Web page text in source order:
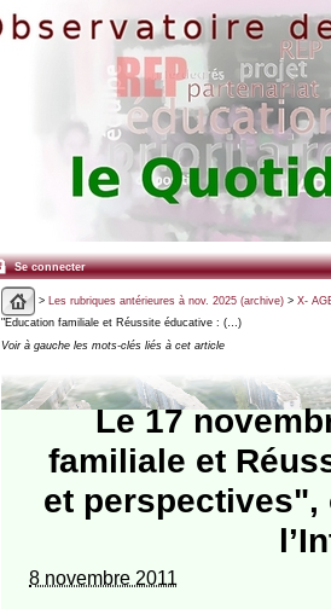
Se connecter
> Les rubriques antérieures à nov. 2025 (archive)> X-
"Education familiale et Réussite éducative : (…)
Voir à gauche les mots-clés liés à cet article
Le 17
familiale et
et perspectives",
8 novembre 2011